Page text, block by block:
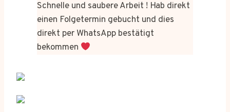
Schnelle und saubere Arbeit ! Hab direkt
einen Folgetermin gebucht und dies
direkt per WhatsApp bestätigt
bekommen